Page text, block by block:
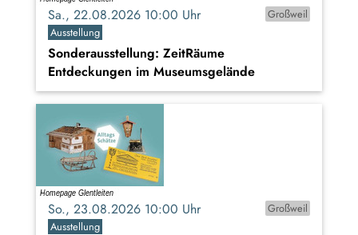
Sa., 22.08.2026 10:00 Uhr
Großweil
Ausstellung
Sonderausstellung: ZeitRäume
Entdeckungen im Museumsgelände
So., 23.08.2026 10:00 Uhr
Großweil
Ausstellung